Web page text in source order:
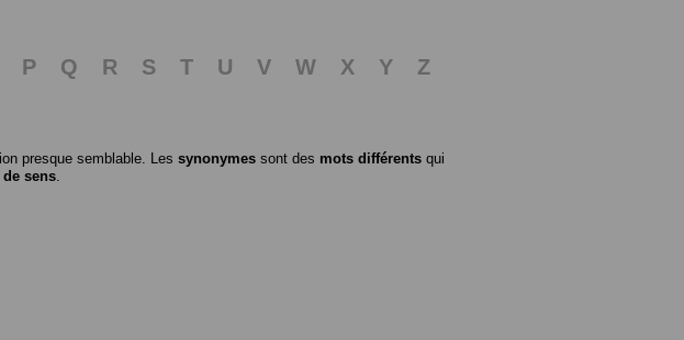
P Q R S T U V W X Y
Z
presque semblable. Les synonymes sont des mots différents qui
de sens